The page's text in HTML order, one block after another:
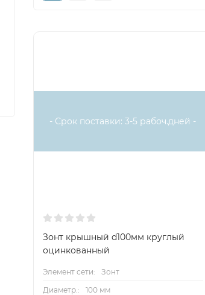
- Срок поставки: 3-5 рабоч.дней -
Зонт крышный d100мм круглый
оцинкованный
Элемент сети:
Зонт
Диаметр.:
100 мм